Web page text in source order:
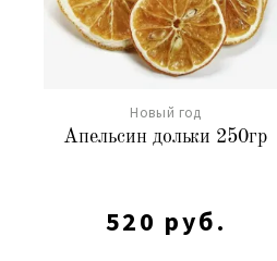
Новый год
Апельсин дольки 250гр
520 руб.